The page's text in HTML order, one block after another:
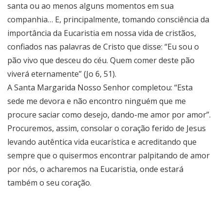
santa ou ao menos alguns momentos em sua
companhia… E, principalmente, tomando consciência da
importância da Eucaristia em nossa vida de cristãos,
confiados nas palavras de Cristo que disse: “Eu sou o
pão vivo que desceu do céu. Quem comer deste pão
viverá eternamente” (Jo 6, 51).
A Santa Margarida Nosso Senhor completou: “Esta
sede me devora e não encontro ninguém que me
procure saciar como desejo, dando-me amor por amor”.
Procuremos, assim, consolar o coração ferido de Jesus
levando autêntica vida eucarística e acreditando que
sempre que o quisermos encontrar palpitando de amor
por nós, o acharemos na Eucaristia, onde estará
também o seu coração.